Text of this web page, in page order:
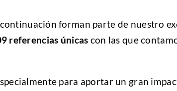
forman parte de nuestro
referencias únicas con las que
para aportar un gran